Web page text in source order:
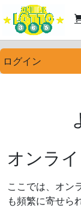
ログイン
オンラ
ここでは、オン
も頻繁に寄せら